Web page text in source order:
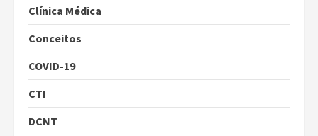
Clínica Médica
Conceitos
COVID-19
CTI
DCNT